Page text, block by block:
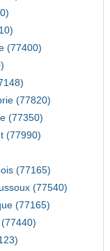
(77400)
(77820)
(77350)
(77990)
(77165)
(77540)
(77165)